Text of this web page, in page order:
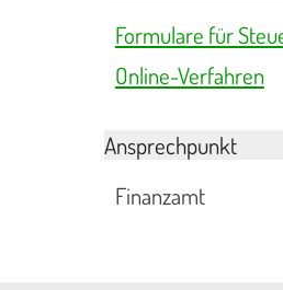
Formulare für
Online-Verfahren
Ansprechpunkt
Finanzamt